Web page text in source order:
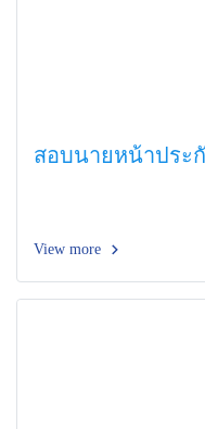
สอบนายหน้าประ
View more